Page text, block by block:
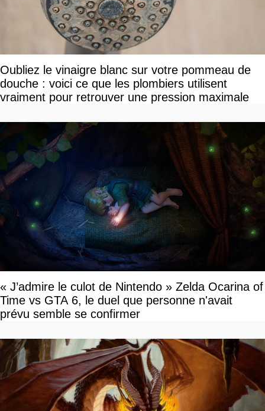
Oubliez le vinaigre blanc sur votre pommeau de
douche : voici ce que les plombiers utilisent
vraiment pour retrouver une pression maximale
« J’admire le culot de Nintendo » Zelda Ocarina of
Time vs GTA 6, le duel que personne n'avait
prévu semble se confirmer